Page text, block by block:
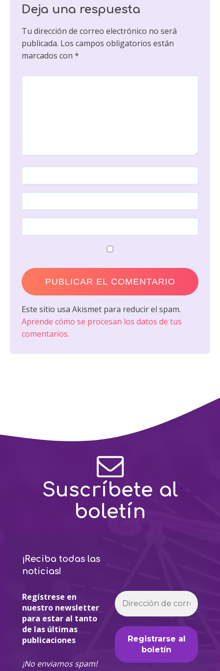
Deja una respuesta
Tu dirección de correo electrónico no será
publicada. Los campos obligatorios están
marcados con *
Este sitio usa Akismet para reducir el spam.
Aprende cómo se procesan los datos de tus
comentarios.
Suscríbete al
boletín
¡Reciba todas las
noticias!
Regístrese en
nuestro newsletter
para estar al tanto
de las últimas
publicaciones
¡No enviamos spam!